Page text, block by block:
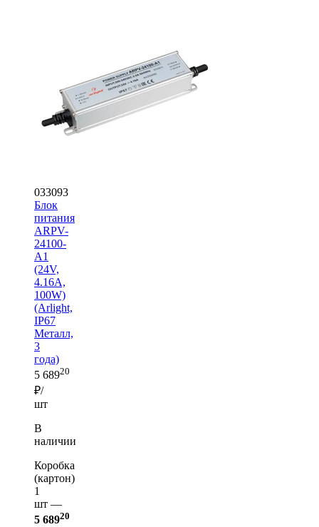
033093
Блок
питания
ARPV-
24100-
A1
(24V,
4.16A,
100W)
(Arlight,
IP67
Металл,
3
года)
5 68920
₽/
шт
В
наличии
Коробка
(картон)
1
шт —
5 68920